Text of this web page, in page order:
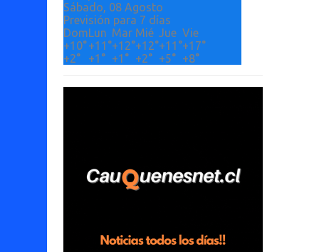
Sábado, 08 Agosto
Previsión para 7 días
DomLun Mar Mié Jue Vie
+10°+11°+12°+12°+11°+17°
+2° +1° +1° +2° +5° +8°